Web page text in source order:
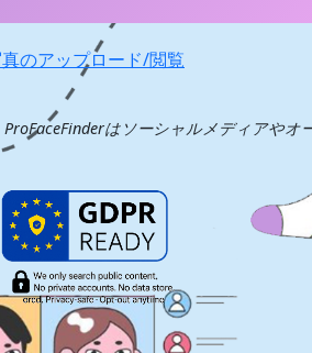
のアップロード/閲覧
はソーシャルメディアや